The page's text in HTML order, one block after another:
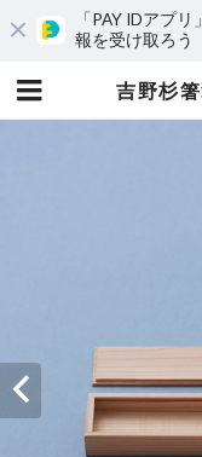
「PAY IDアプ
報を受け取ろう